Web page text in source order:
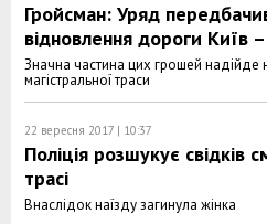
Гройсман: Уряд
відновлення дороги Київ
Значна частина цих грошей надійде
магістральної траси
22 вересня 2017 | 10:37
Поліція розшукує свідків
трасі
Внаслідок наїзду загинула жінка